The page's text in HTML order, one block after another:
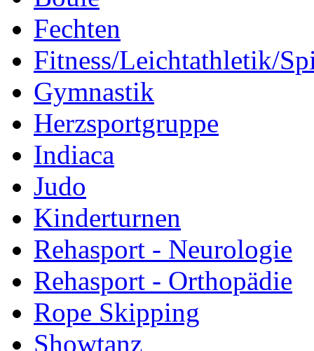
Fechten
Fitness/Leichtathletik/
Gymnastik
Herzsportgruppe
Indiaca
Judo
Kinderturnen
Rehasport - Neurologie
Rehasport - Orthopädie
Rope Skipping
Showtanz